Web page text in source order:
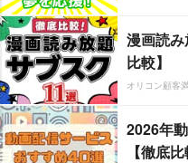
漫画読
比較】
オリコン顧客
2026年
【徹底比